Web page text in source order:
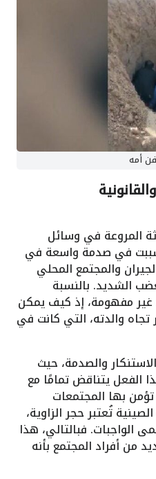
أمه
المروعة في وسائل
تسببت في صدمة واسعة في
والمجتمع المحلي
الشديد. بالنسبة
غير مفهومة، إذ كيف يمكن
تجاه والدته، التي كانت في
والصدمة، حيث
الفعل يتناقض تمامًا مع
تؤمن بها المجتمعات
تُعتبر حجر الزاوية،
الواجبات. فبالتالي، هذا
من أفراد المجتمع بأنه